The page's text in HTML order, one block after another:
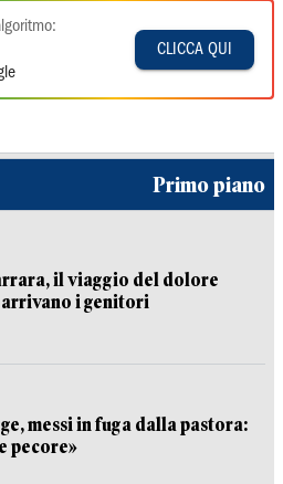
CLICCA QUI
Primo piano
il viaggio del dolore
i genitori
messi in fuga dalla pastora:
pecore»